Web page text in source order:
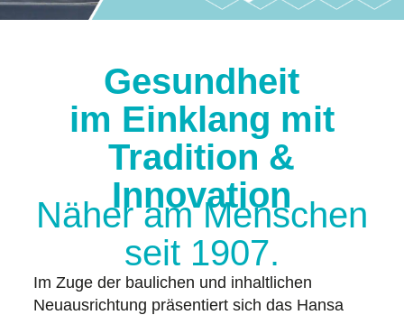
Gesundheit
im Einklang mit
Tradition &
Innovation
Näher am Menschen
seit 1907.
Im Zuge der baulichen und inhaltlichen
Neuausrichtung präsentiert sich das Hansa